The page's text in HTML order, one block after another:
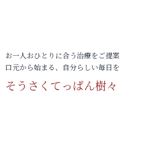
お一人おひとりに合う治療をご提案
口元から始まる、自分らしい毎日を
そうさくてっぱん樹々